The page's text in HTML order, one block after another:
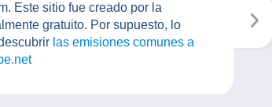
Este sitio fue creado por la
gratuito. Por supuesto, lo
las emisiones comunes a